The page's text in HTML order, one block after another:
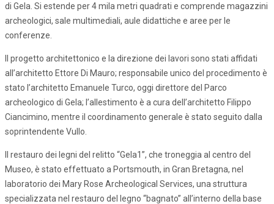
di Gela. Si estende per 4 mila metri quadrati e comprende magazzini
archeologici, sale multimediali, aule didattiche e aree per le
conferenze.
Il progetto architettonico e la direzione dei lavori sono stati affidati
all’architetto Ettore Di Mauro; responsabile unico del procedimento è
stato l’architetto Emanuele Turco, oggi direttore del Parco
archeologico di Gela; l’allestimento è a cura dell’architetto Filippo
Ciancimino, mentre il coordinamento generale è stato seguito dalla
soprintendente Vullo.
Il restauro dei legni del relitto “Gela1”, che troneggia al centro del
Museo, è stato effettuato a Portsmouth, in Gran Bretagna, nel
laboratorio dei Mary Rose Archeological Services, una struttura
specializzata nel restauro del legno “bagnato” all’interno della base